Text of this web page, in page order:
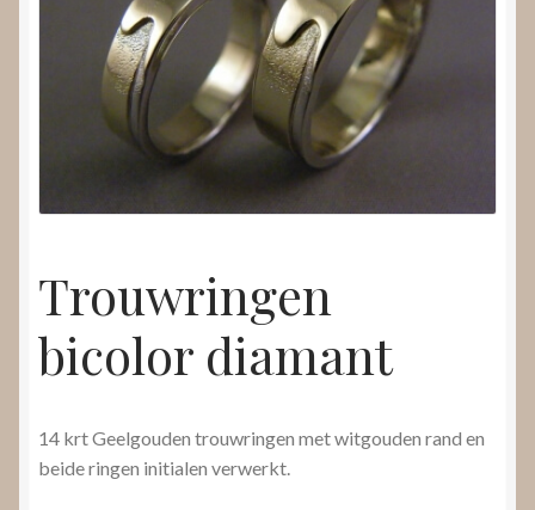
Submenu
uitvouwen
Trouwringen
bicolor diamant
14 krt Geelgouden trouwringen met witgouden rand en
beide ringen initialen verwerkt.